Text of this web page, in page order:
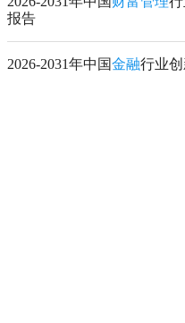
报告
2026-2031年中国金融行业